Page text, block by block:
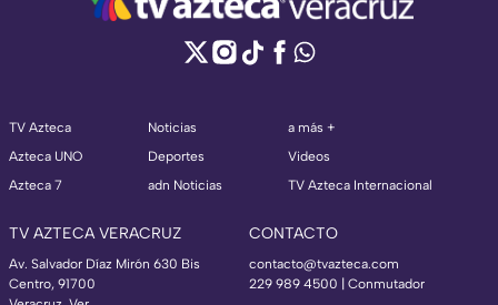
TV Azteca
Azteca UNO
Azteca 7
Noticias
Deportes
adn Noticias
a más +
Videos
TV Azteca Internacional
TV AZTECA VERACRUZ
Av. Salvador Díaz Mirón 630 Bis
Centro, 91700
CONTACTO
contacto@tvazteca.com
229 989 4500 | Conmutador